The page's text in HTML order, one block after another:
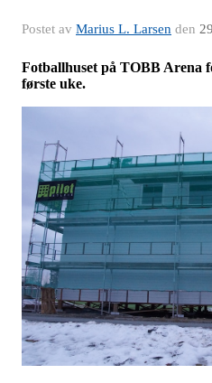
Postet av Marius L. Larsen den
Fotballhuset på TOBB Arena
første uke.